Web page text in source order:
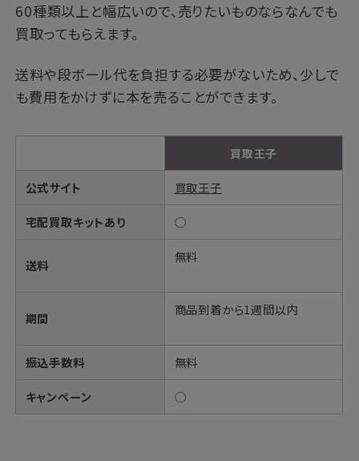
60種類以上と幅広いので、売りたいものならなんでも
買取ってもらえます。
送料や段ボール代を負担する必要がないため、少しで
も費用をかけずに本を売ることができます。
買取王子
公式サイト 買取王子
宅配買取キットあり ◯
送料
無料
期間
商品到着から1週間以内
振込手数料 無料
キャンペーン ◯